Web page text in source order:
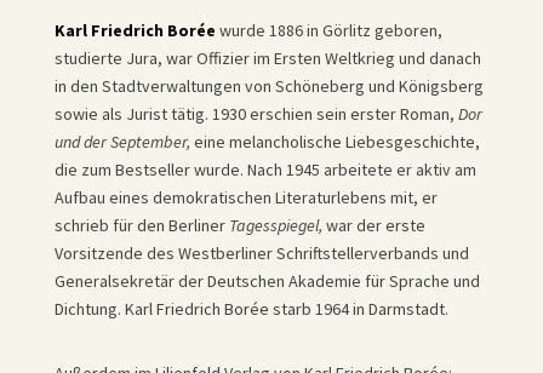
Karl Friedrich Borée wurde 1886 in Görlitz geboren,
studierte Jura, war Offizier im Ersten Weltkrieg und danach
in den Stadtverwaltungen von Schöneberg und Königsberg
sowie als Jurist tätig. 1930 erschien sein erster Roman, Dor
und der September, eine melancholische Liebesgeschichte,
die zum Bestseller wurde. Nach 1945 arbeitete er aktiv am
Aufbau eines demokratischen Literaturlebens mit, er
schrieb für den Berliner Tagesspiegel, war der erste
Vorsitzende des Westberliner Schriftstellerverbands und
Generalsekretär der Deutschen Akademie für Sprache und
Dichtung. Karl Friedrich Borée starb 1964 in Darmstadt.